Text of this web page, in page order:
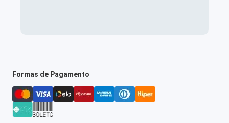
Formas de Pagamento